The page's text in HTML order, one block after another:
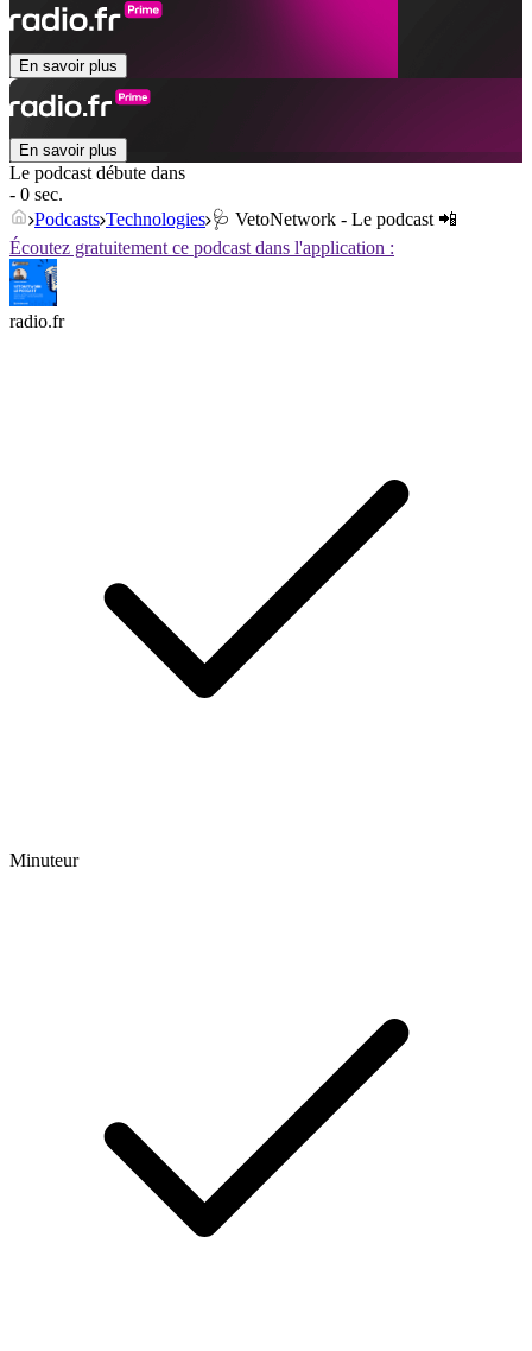
En savoir plus
En savoir plus
Le podcast débute dans
- 0 sec.
Podcasts Technologies 🩺 VetoNetwork - Le podcast 📲
Écoutez gratuitement ce podcast dans l'application :
radio.fr
Minuteur